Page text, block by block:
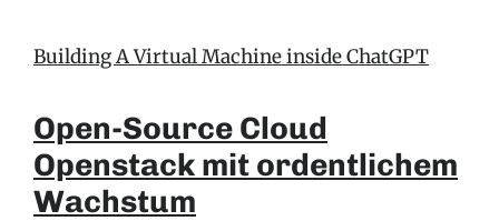
Building A Virtual Machine inside ChatGPT
Open-Source Cloud
Openstack mit ordentlichem
Wachstum